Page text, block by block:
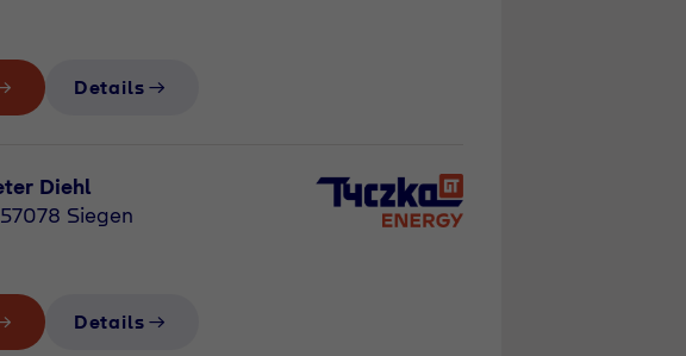
Details
Diehl
Siegen
Details